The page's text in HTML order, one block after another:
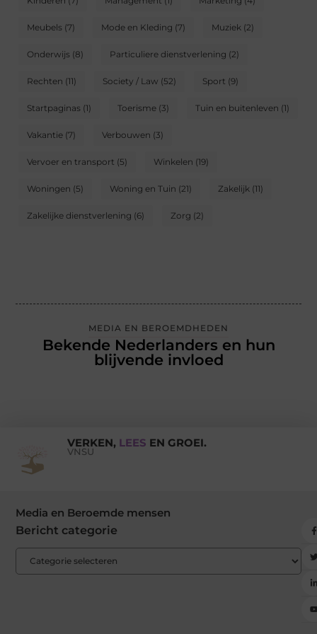
Meubels (7) Mode en Kleding (7) Muziek (2)
Onderwijs (8) Particuliere dienstverlening (2)
Rechten (11) Society / Law (52) Sport (9)
Startpaginas (1) Toerisme (3) Tuin en buitenleven (1)
Vakantie (7) Verbouwen (3)
Vervoer en transport (5) Winkelen (19)
Woningen (5) Woning en Tuin (21) Zakelijk (11)
Zakelijke dienstverlening (6) Zorg (2)
MEDIA EN BEROEMDHEDEN
Bekende Nederlanders en hun
blijvende invloed
VERKEN, LEES EN GROEI.
VNSU
Media en Beroemde mensen
Bericht categorie